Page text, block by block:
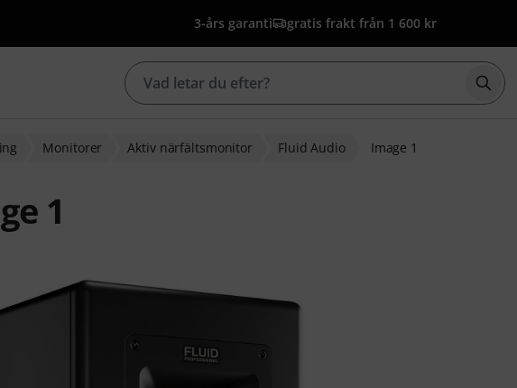
3-års garanti gratis frakt från 1 600 kr
Monitorer Aktiv närfältsmonitor Fluid Audio Image 1
1